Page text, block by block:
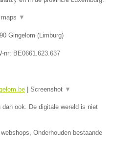
▼
Gingelom (Limburg)
nr: BE0661.623.637
Screenshot ▼
ook. De digitale wereld is niet
Onderhouden bestaande